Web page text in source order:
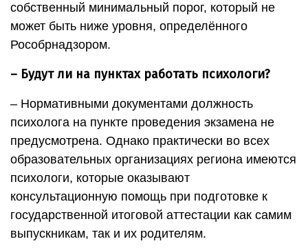
собственный минимальный порог, который не
может быть ниже уровня, определённого
Рособрнадзором.
– Будут ли на пунктах работать психологи?
– Нормативными документами должность
психолога на пункте проведения экзамена не
предусмотрена. Однако практически во всех
образовательных организациях региона имеются
психологи, которые оказывают
консультационную помощь при подготовке к
государственной итоговой аттестации как самим
выпускникам, так и их родителям.